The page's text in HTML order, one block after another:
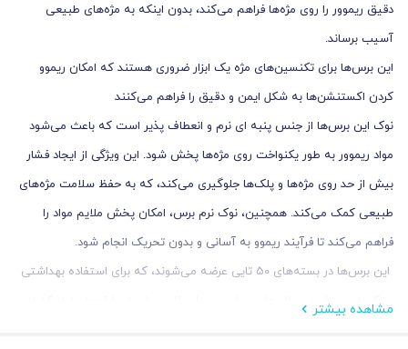
دقیق ریموور را روی مژه‌ها فراهم می‌کند، بدون اینکه به مژه‌های طبیعی
آسیب برساند.
این برس‌ها برای تکنسین‌های مژه یک ابزار ضروری هستند که امکان ریموو
کردن اکستنشن‌ها به شکل ایمن و دقیق را فراهم می‌کنند
نوک این برس‌ها از جنس پنبه ای نرم و انعطاف ‌پذیر است که باعث می‌شود
مواد ریموور به‌ طور یکنواخت روی مژه‌ها پخش شود. این ویژگی از ایجاد فشار
بیش از حد روی مژه‌ها و پلک‌ها جلوگیری می‌کند، که به حفظ سلامت مژه‌های
طبیعی کمک می‌کند. همچنین، نوک نرم برس، امکان پخش ملایم مواد را
فراهم می‌کند تا فرآیند ریموو به ‌آسانی و بدون تحریک انجام شود.
این برس‌ها در بسته‌های ۵۰ تایی عرضه می‌شوند، که برای استفاده بهداشتی
و یک ‌بار مصرف در سالن‌های زیبایی بسیار مناسب است. با توجه به اینکه این
مشاهده بیشتر